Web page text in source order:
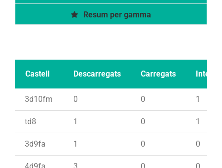
Resum per gamma
Castell Descarregats Carregats Intents
3d10fm 0 0 1
td8 1 0 1
3d9fa 1 0 0